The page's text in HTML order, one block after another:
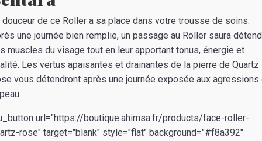
douceur de ce Roller a sa place dans votre trousse de soins.
une journée bien remplie, un passage au Roller saura
muscles du visage tout en leur apportant tonus, énergie et
Les vertus apaisantes et drainantes de la pierre de Quartz
vous détendront après une journée exposée aux agressions
url="https://boutique.ahimsa.fr/products/face-roller-
rose" target="blank" style="flat" background="#f8a392"